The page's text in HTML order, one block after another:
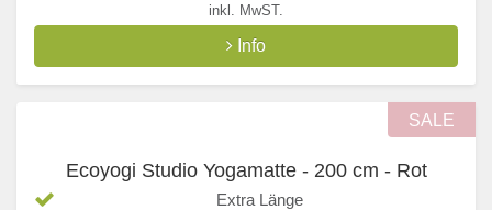
inkl. MwST.
Info
SALE
Ecoyogi Studio Yogamatte - 200 cm - Rot
Extra Länge